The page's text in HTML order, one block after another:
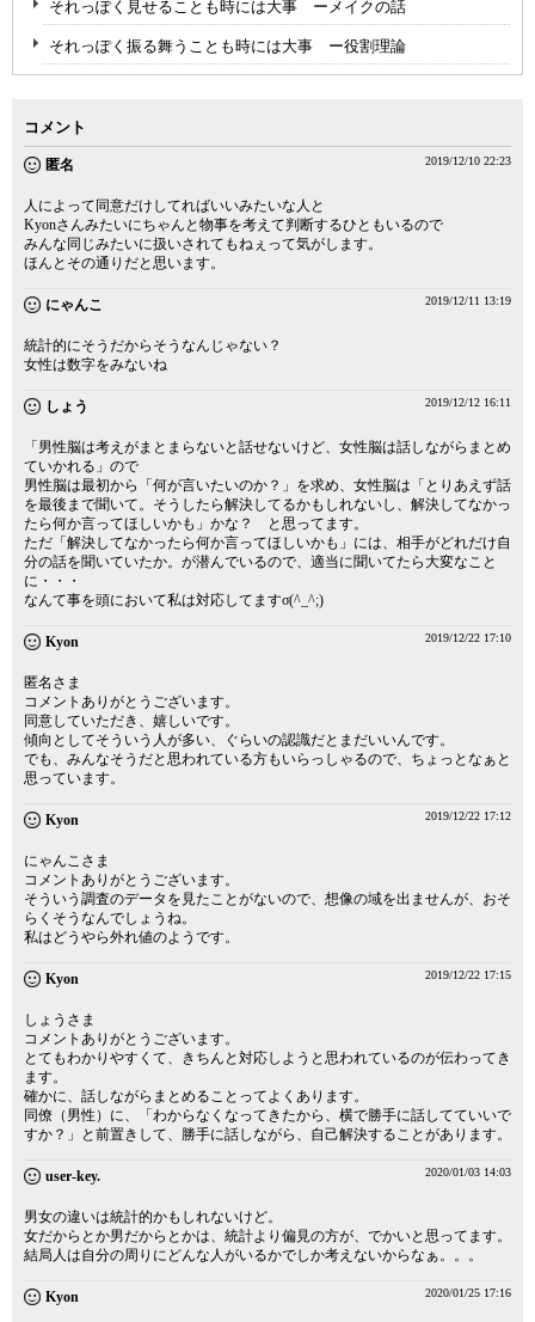
それっぽく見せることも時には大事 ーメイクの話
それっぽく振る舞うことも時には大事 ー役割理論
コメント
匿名 2019/12/10 22:23
人によって同意だけしてればいいみたいな人と
Kyonさんみたいにちゃんと物事を考えて判断するひともいるので
みんな同じみたいに扱いされてもねぇって気がします。
ほんとその通りだと思います。
にゃんこ 2019/12/11 13:19
統計的にそうだからそうなんじゃない？
女性は数字をみないね
しょう 2019/12/12 16:11
「男性脳は考えがまとまらないと話せないけど、女性脳は話しながらまとめ
ていかれる」ので
男性脳は最初から「何が言いたいのか？」を求め、女性脳は「とりあえず話
を最後まで聞いて。そうしたら解決してるかもしれないし、解決してなかっ
たら何か言ってほしいかも」かな？ と思ってます。
ただ「解決してなかったら何か言ってほしいかも」には、相手がどれだけ自
分の話を聞いていたか。が潜んでいるので、適当に聞いてたら大変なこと
に・・・
なんて事を頭において私は対応してますσ(^_^;)
Kyon 2019/12/22 17:10
匿名さま
コメントありがとうございます。
同意していただき、嬉しいです。
傾向としてそういう人が多い、ぐらいの認識だとまだいいんです。
でも、みんなそうだと思われている方もいらっしゃるので、ちょっとなぁと
思っています。
Kyon 2019/12/22 17:12
にゃんこさま
コメントありがとうございます。
そういう調査のデータを見たことがないので、想像の域を出ませんが、おそ
らくそうなんでしょうね。
私はどうやら外れ値のようです。
Kyon 2019/12/22 17:15
しょうさま
コメントありがとうございます。
とてもわかりやすくて、きちんと対応しようと思われているのが伝わってき
ます。
確かに、話しながらまとめることってよくあります。
同僚（男性）に、「わからなくなってきたから、横で勝手に話してていいで
すか？」と前置きして、勝手に話しながら、自己解決することがあります。
user-key. 2020/01/03 14:03
男女の違いは統計的かもしれないけど。
女だからとか男だからとかは、統計より偏見の方が、でかいと思ってます。
結局人は自分の周りにどんな人がいるかでしか考えないからなぁ。。。
Kyon 2020/01/25 17:16